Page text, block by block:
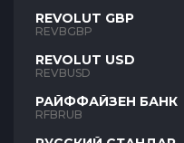
REVOLUT GBP
REVBGBP
REVOLUT USD
REVBUSD
РАЙФФАЙЗЕН БАНК
RFBRUB